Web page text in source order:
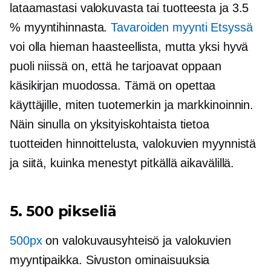
lataamastasi valokuvasta tai tuotteesta ja 3.5
% myyntihinnasta.Tavaroiden myynti Etsyssä
voi olla hieman haasteellista, mutta yksi hyvä
puoli niissä on, että he tarjoavat oppaan
käsikirjan muodossa. Tämä on opettaa
käyttäjille, miten tuotemerkin ja markkinoinnin.
Näin sinulla on yksityiskohtaista tietoa
tuotteiden hinnoittelusta, valokuvien myynnistä
ja siitä, kuinka menestyt pitkällä aikavälillä.
5. 500 pikseliä
500pxon valokuvausyhteisö ja valokuvien
myyntipaikka. Sivuston ominaisuuksia